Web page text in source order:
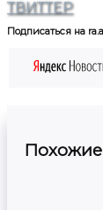
ТВИТТЕР
Подписаться на
Похожие